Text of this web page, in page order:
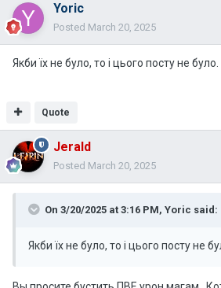
Yoric
Posted March 20, 2025
Якби їх не було, то і цього посту не було.
Quote
Jerald
Posted March 20, 2025
On 3/20/2025 at 3:16 PM, Yoric said:
Якби їх не було, то і цього посту не